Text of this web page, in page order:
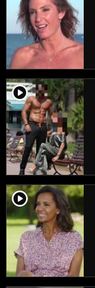
player2
player2